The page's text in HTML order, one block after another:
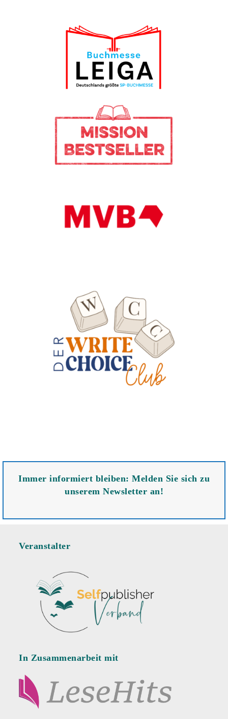
Immer informiert bleiben: Melden Sie sich zu
unserem Newsletter an!
Veranstalter
In Zusammenarbeit mit